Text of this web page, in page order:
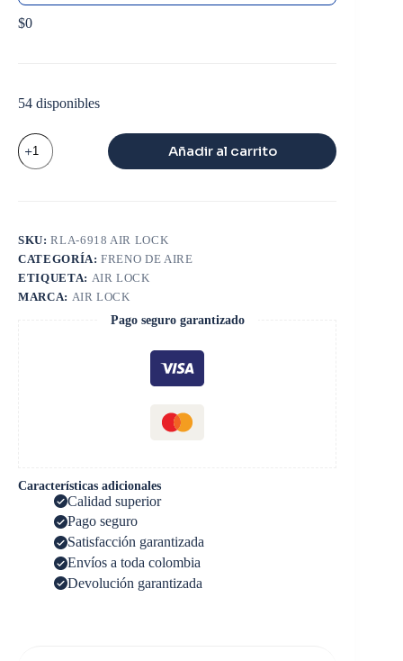
$0
54 disponibles
PERA
BAJO
16918
Añadir al carrito
SKU:RLA-6918 AIR LOCK
CATEGORÍA:FRENO DE AIRE
ETIQUETA: AIR LOCK
MARCA: AIR LOCK
Pago seguro garantizado
Características adicionales
Calidad superior
Pago seguro
Satisfacción garantizada
Envíos a toda colombia
Devolución garantizada